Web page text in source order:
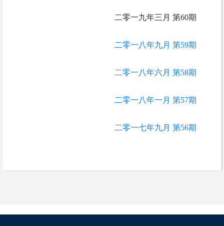
二零一九年三月 第60期
二零一八年九月 第59期
二零一八年六月 第58期
二零一八年一月 第57期
二零一七年九月 第56期